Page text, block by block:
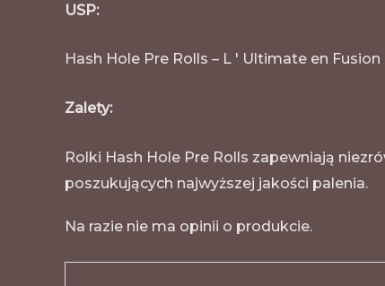
USP:
Hash Hole Pre Rolls – L ' Ultimate en Fusion
Zalety:
Rolki Hash Hole Pre Rolls zapewniają
poszukujących najwyższej jakości palenia.
Na razie nie ma opinii o produkcie.